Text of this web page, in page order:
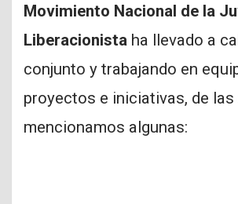
Movimiento Nacional de la
Liberacionista ha llevado a
conjunto y trabajando en
proyectos e iniciativas, de las
mencionamos algunas: